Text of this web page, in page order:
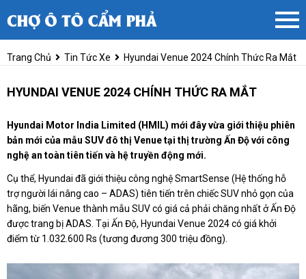
Trang Chủ Tin Tức Xe Hyundai Venue 2024 Chính Thức Ra Mắt
HYUNDAI VENUE 2024 CHÍNH THỨC RA MẮT
Hyundai Motor India Limited (HMIL) mới đây vừa giới thiệu phiên
bản mới của mẫu SUV đô thị Venue tại thị trường Ấn Độ với công
nghệ an toàn tiên tiến và hệ truyền động mới.
Cụ thể, Hyundai đã giới thiệu công nghệ SmartSense (Hệ thống hỗ
trợ người lái nâng cao – ADAS) tiên tiến trên chiếc SUV nhỏ gọn của
hãng, biến Venue thành mẫu SUV có giá cả phải chăng nhất ở Ấn Độ
được trang bị ADAS. Tại Ấn Độ, Hyundai Venue 2024 có giá khởi
điểm từ 1.032.600 Rs (tương đương 300 triệu đồng).